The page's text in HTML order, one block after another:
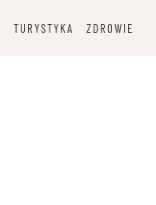
TURYSTYKA ZDROWIE